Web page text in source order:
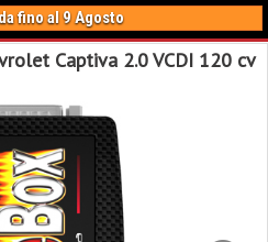
fino al 9 Agosto
Captiva 2.0 VCDI 120 cv